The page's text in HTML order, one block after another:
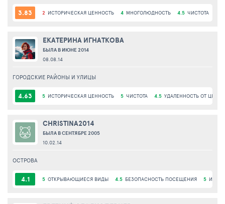
3.83 2 ИСТОРИЧЕСКАЯ ЦЕННОСТЬ 4 МНОГОЛЮДНОСТЬ 4.5 ЧИСТОТА
ЕКАТЕРИНА ИГНАТКОВА
БЫЛА В ИЮНЕ 2014
08.08.14
ГОРОДСКИЕ РАЙОНЫ И УЛИЦЫ
4.63 5 ИСТОРИЧЕСКАЯ ЦЕННОСТЬ 5 ЧИСТОТА 4.5 УДАЛЕННОСТЬ ОТ
CHRISTINA2014
БЫЛА В СЕНТЯБРЕ 2005
10.02.14
ОСТРОВА
4.1 5 ОТКРЫВАЮЩИЕСЯ ВИДЫ 4.5 БЕЗОПАСНОСТЬ ПОСЕЩЕНИЯ 5